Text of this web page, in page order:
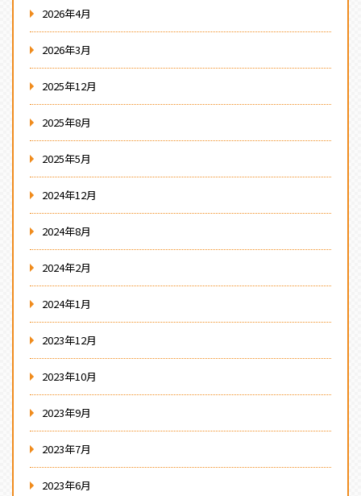
2026年4月
2026年3月
2025年12月
2025年8月
2025年5月
2024年12月
2024年8月
2024年2月
2024年1月
2023年12月
2023年10月
2023年9月
2023年7月
2023年6月